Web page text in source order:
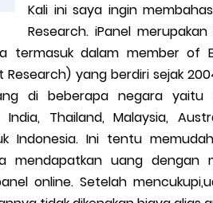
Kali ini saya ingin
Research. iPanel
termasuk dalam member of
Research) yang berdiri sejak
di beberapa negara yaitu
India, Thailand, Malaysia,
Indonesia. Ini tentu
mendapatkan uang dengan
online. Setelah